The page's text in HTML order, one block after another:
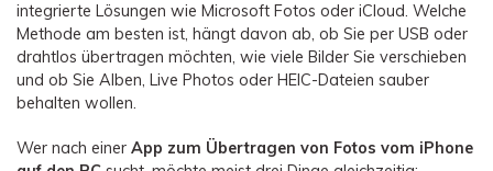
integrierte Lösungen wie Microsoft Fotos oder iCloud. Welche
Methode am besten ist, hängt davon ab, ob Sie per USB oder
drahtlos übertragen möchten, wie viele Bilder Sie verschieben
und ob Sie Alben, Live Photos oder HEIC-Dateien sauber
behalten wollen.
Wer nach einer App zum Übertragen von Fotos vom iPhone